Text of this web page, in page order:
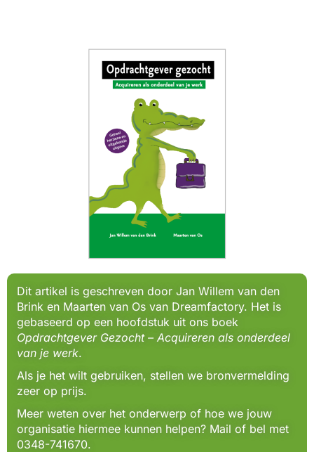
Dit artikel is geschreven door Jan Willem van den
Brink en Maarten van Os van Dreamfactory. Het is
gebaseerd op een hoofdstuk uit ons boek
Opdrachtgever Gezocht – Acquireren als onderdeel
van je werk.
Als je het wilt gebruiken, stellen we bronvermelding
zeer op prijs.
Meer weten over het onderwerp of hoe we jouw
organisatie hiermee kunnen helpen? Mail of bel met
0348-741670.